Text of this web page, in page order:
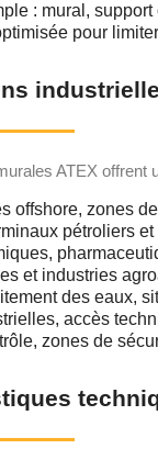
: mural,
pour
ATEX offrent
offshore, zones
pétroliers
et industries
des eaux,
accès
zones de